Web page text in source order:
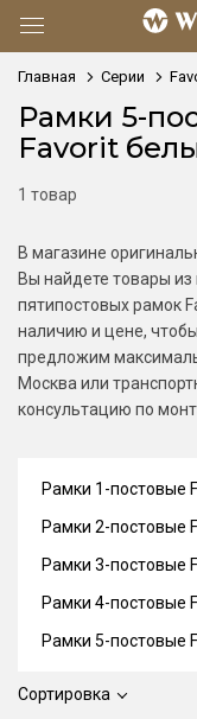
Главная Серии
Рамки 5-
Favorit
1 товар
В магазине
Вы найдете товары из
пятипостовых рамок
наличию и цене,
предложим
Москва или
консультацию по
Сортировка
Рамки 1-постовые
Рамки 2-постовые
Рамки 3-постовые
Рамки 4-постовые
Рамки 5-постовые